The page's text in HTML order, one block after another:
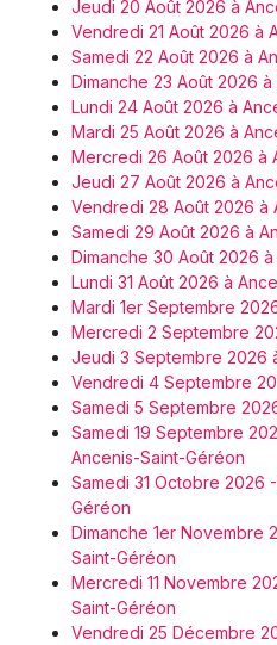
Jeudi 20 Août 2026 à
Vendredi 21 Août 2026 à
Samedi 22 Août 2026 à
Dimanche 23 Août 2026
Lundi 24 Août 2026 à
Mardi 25 Août 2026 à
Mercredi 26 Août 2026 à
Jeudi 27 Août 2026 à
Vendredi 28 Août 2026 à
Samedi 29 Août 2026 à
Dimanche 30 Août 2026
Lundi 31 Août 2026 à
Mardi 1er Septembre
Mercredi 2 Septembre
Jeudi 3 Septembre 2026
Vendredi 4 Septembre
Samedi 5 Septembre
Samedi 19 Septembre
Ancenis-Saint-Géréon
Samedi 31 Octobre 2026
Géréon
Dimanche 1er Novembre
Saint-Géréon
Mercredi 11 Novembre
Saint-Géréon
Vendredi 25 Décembre